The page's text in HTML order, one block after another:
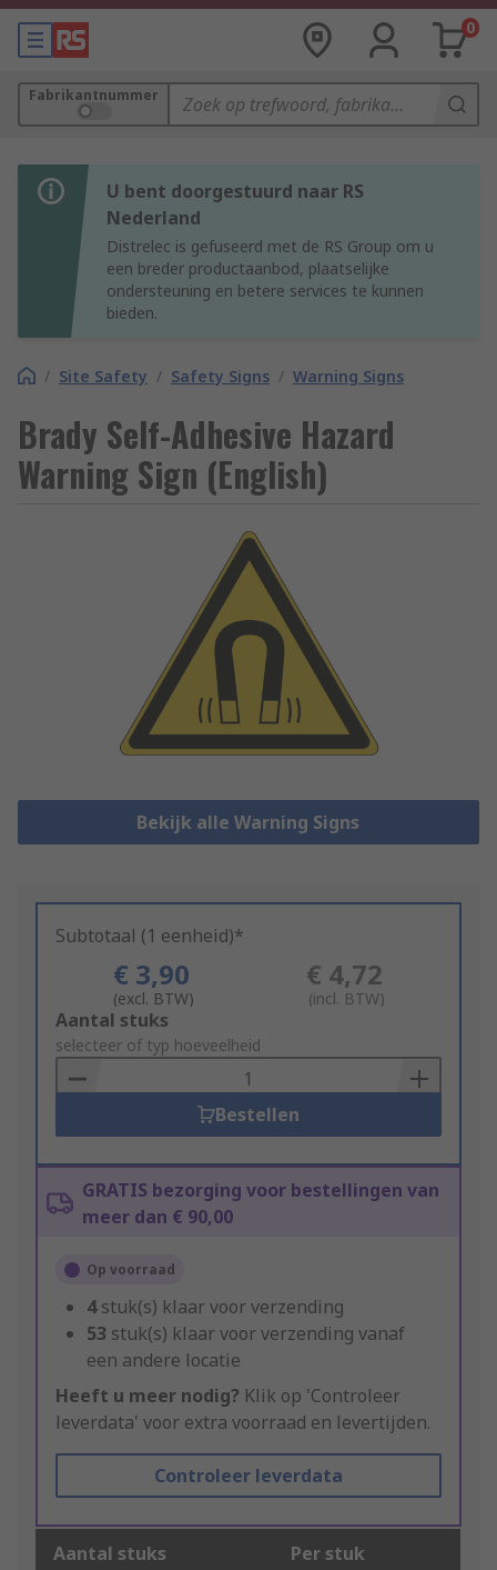
0
Fabrikantnummer
U bent doorgestuurd naar RS
Nederland
Distrelec is gefuseerd met de RS Group om u
een breder productaanbod, plaatselijke
ondersteuning en betere services te kunnen
bieden.
/ Site Safety / Safety Signs / Warning Signs
Brady Self-Adhesive Hazard
Warning Sign (English)
Bekijk alle Warning Signs
Subtotaal (1 eenheid)*
€ 3,90
(excl. BTW)
€ 4,72
(incl. BTW)
Add
to
Basket
Aantal stuks
selecteer of typ hoeveelheid
Bestellen
GRATIS bezorging voor bestellingen van
meer dan € 90,00
Op voorraad
4stuk(s) klaar voor verzending
53 stuk(s) klaar voor verzending vanaf
een andere locatie
Heeft u meer nodig? Klik op 'Controleer
leverdata' voor extra voorraad en levertijden.
Controleer leverdata
Aantal stuks Per stuk